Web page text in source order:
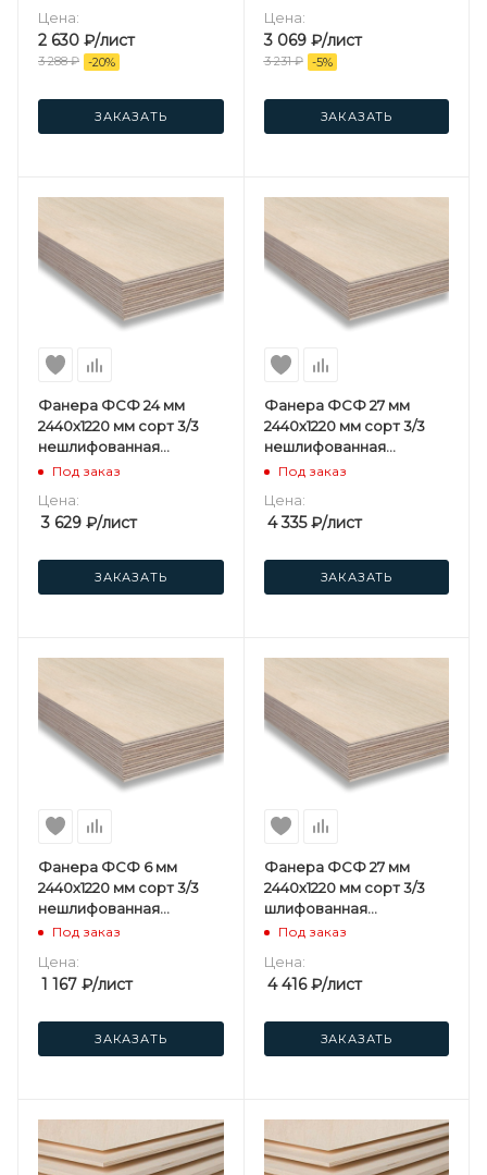
Цена:
2 630 ₽/лист
3 288₽ -20%
ЗАКАЗАТЬ
Цена:
3 069₽/лист
3 231₽ -5%
ЗАКАЗАТЬ
Фанера ФСФ 24 мм
2440х1220 мм сорт 3/3
нешлифованная
хвойная
Под заказ
Цена:
3 629 ₽/лист
ЗАКАЗАТЬ
Фанера ФСФ 27 мм
2440х1220 мм сорт 3/3
нешлифованная
хвойная
Под заказ
Цена:
4 335₽/лист
ЗАКАЗАТЬ
Фанера ФСФ 6 мм
2440х1220 мм сорт 3/3
нешлифованная
хвойная
Под заказ
Цена:
1 167 ₽/лист
ЗАКАЗАТЬ
Фанера ФСФ 27 мм
2440х1220 мм сорт 3/3
шлифованная
березовая
Под заказ
Цена:
4 416₽/лист
ЗАКАЗАТЬ